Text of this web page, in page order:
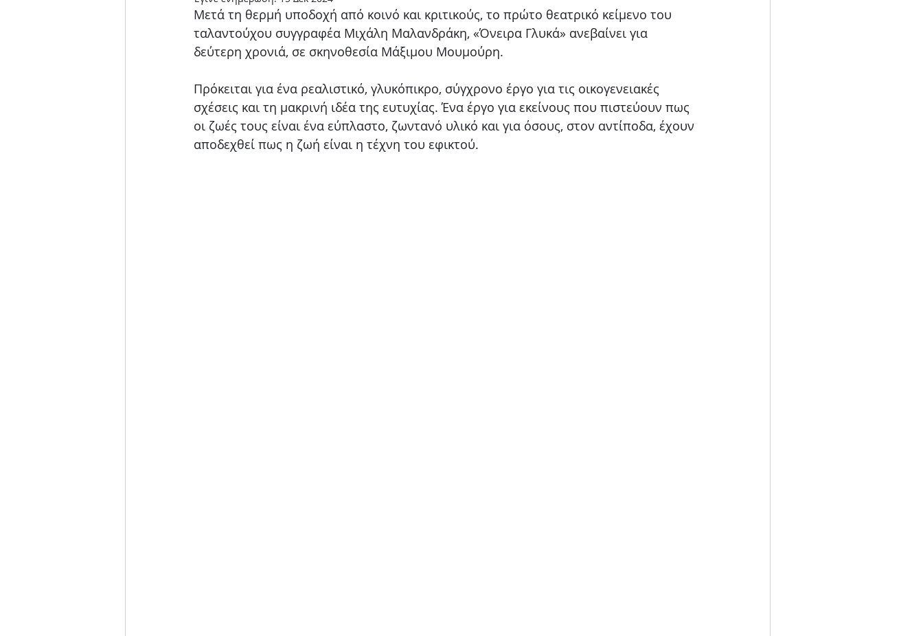
Μετά τη θερμή υποδοχή από κοινό και κριτικούς, το πρώτο θεατρικό κείμενο του
ταλαντούχου συγγραφέα Μιχάλη Μαλανδράκη, «Όνειρα Γλυκά» ανεβαίνει για
δεύτερη χρονιά, σε σκηνοθεσία Μάξιμου Μουμούρη.
Πρόκειται για ένα ρεαλιστικό, γλυκόπικρο, σύγχρονο έργο για τις οικογενειακές
σχέσεις και τη μακρινή ιδέα της ευτυχίας. Ένα έργο για εκείνους που πιστεύουν πως
οι ζωές τους είναι ένα εύπλαστο, ζωντανό υλικό και για όσους, στον αντίποδα, έχουν
αποδεχθεί πως η ζωή είναι η τέχνη του εφικτού.